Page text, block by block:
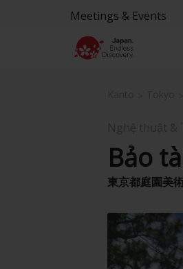
Meetings & Events
Bảo
東京都庭園美